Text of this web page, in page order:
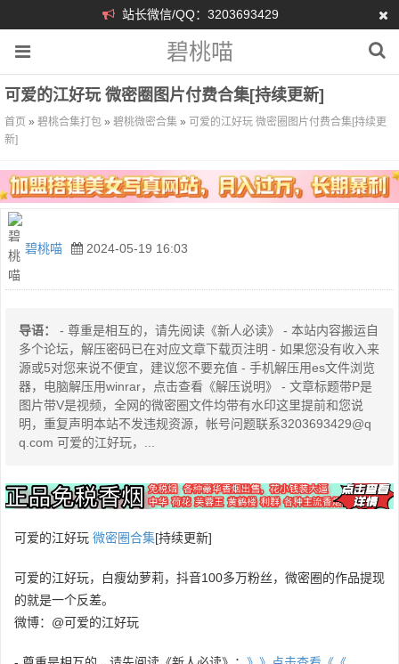
站长微信/QQ：3203693429
碧桃喵
可爱的江好玩 微密圈图片付费合集[持续更新]
首页 » 碧桃合集打包 » 碧桃微密合集 » 可爱的江好玩 微密圈图片付费合集[持续更
新]
碧桃喵 2024-05-19 16:03
导语：
- 尊重是相互的，请先阅读《新人必读》 - 本站内容搬运自
多个论坛，解压密码已在对应文章下载页注明 - 如果您没有收入来
源或5对您来说不便宜，建议您不要充值 - 手机解压用es文件浏览
器，电脑解压用winrar，点击查看《解压说明》 - 文章标题带P是
图片带V是视频，全网的微密圈文件均带有水印这里提前和您说
明，重复声明本站不发违规资源，帐号问题联系3203693429@q
q.com 可爱的江好玩，...
可爱的江好玩 微密圈合集[持续更新]
可爱的江好玩，白瘦幼萝莉，抖音100多万粉丝，微密圈的作品提现
的就是一个反差。
微博：@可爱的江好玩